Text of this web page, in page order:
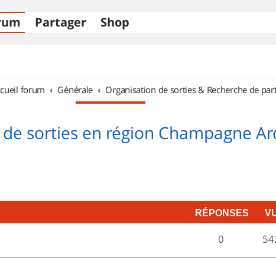
Partager Shop
forum Générale Organisation de sorties & Recherche de
sorties en région Champagne
RÉPONSES
0R
é